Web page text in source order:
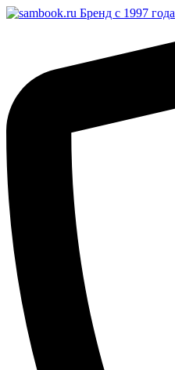
Бренд с 1997 года